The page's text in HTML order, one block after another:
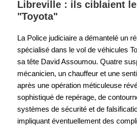
Libreville : ils ciblaient
"Toyota"
La Police judiciaire a démantelé un
spécialisé dans le vol de véhicules
sa tête David Assoumou. Quatre
mécanicien, un chauffeur et une
après une opération méticuleuse
sophistiqué de repérage, de
systèmes de sécurité et de
impliquant éventuellement des